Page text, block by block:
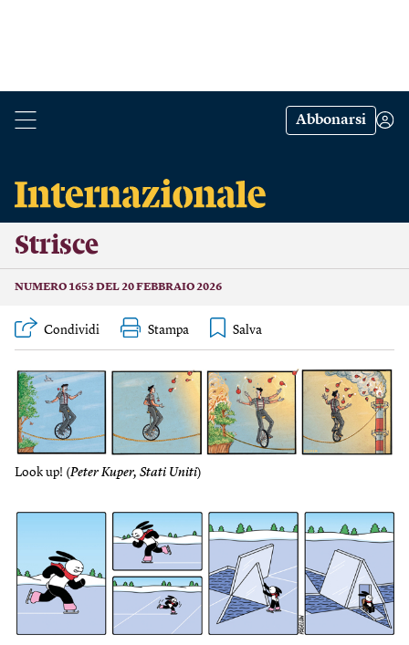
Abbonarsi
Strisce
NUMERO 1653 DEL 20 FEBBRAIO 2026
Condividi Stampa
Look up! (Peter Kuper, Stati Uniti)